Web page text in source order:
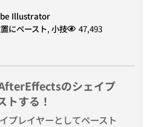
Illustrator
にペースト, 小技 47,493
のシェイプ
トする！
レイヤーとしてペースト